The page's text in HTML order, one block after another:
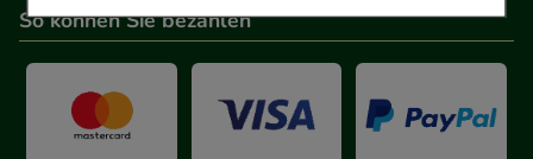
Einkaufserlebnis noch ansprechender zu gestalten,
beispielsweise für die Wiedererkennung des
Verhaltensweisen (z.B. Spracheinstellung)
anzupassen. Komfort-Cookies ermöglichen es uns
So können Sie bezahlen